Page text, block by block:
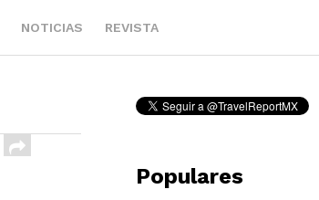
NOTICIAS REVISTA
Populares